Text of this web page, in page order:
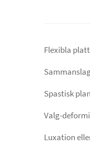
Flexibla
Spastisk
Valg-
Luxation